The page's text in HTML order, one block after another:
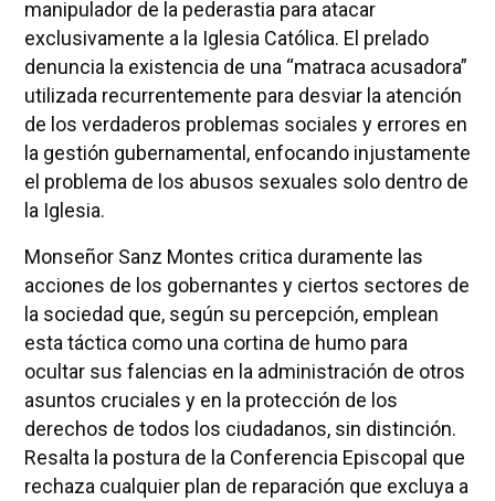
manipulador de la pederastia para atacar
exclusivamente a la Iglesia Católica. El prelado
denuncia la existencia de una “matraca acusadora”
utilizada recurrentemente para desviar la atención
de los verdaderos problemas sociales y errores en
la gestión gubernamental, enfocando injustamente
el problema de los abusos sexuales solo dentro de
la Iglesia.
Monseñor Sanz Montes critica duramente las
acciones de los gobernantes y ciertos sectores de
la sociedad que, según su percepción, emplean
esta táctica como una cortina de humo para
ocultar sus falencias en la administración de otros
asuntos cruciales y en la protección de los
derechos de todos los ciudadanos, sin distinción.
Resalta la postura de la Conferencia Episcopal que
rechaza cualquier plan de reparación que excluya a